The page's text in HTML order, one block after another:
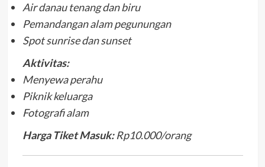
Air danau tenang dan biru
Pemandangan alam pegunungan
Spot sunrise dan sunset
Aktivitas:
Menyewa perahu
Piknik keluarga
Fotografi alam
Harga Tiket Masuk:Rp10.000/orang